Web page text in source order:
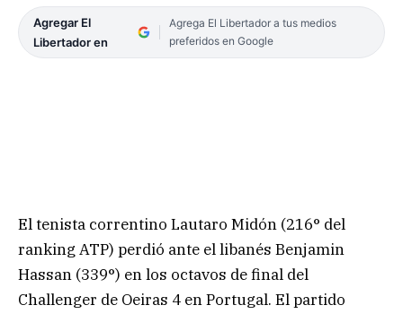
Agregar El
Libertador en
Agrega El Libertador a tus medios
preferidos en Google
El tenista correntino Lautaro Midón (216° del
ranking ATP) perdió ante el libanés Benjamin
Hassan (339°) en los octavos de final del
Challenger de Oeiras 4 en Portugal. El partido